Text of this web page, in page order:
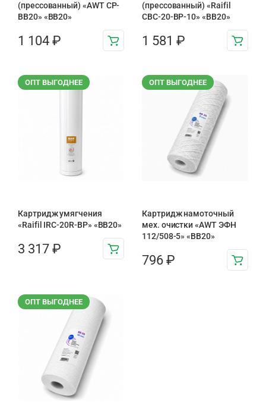
(прессованный) «AWT CP-
BB20» «BB20»
1 104 ₽
(прессованный) «Raifil
CBC-20-BP-10» «BB20»
1 581 ₽
ОПТ ВЫГОДНЕЕ
Картридж умягчения
«Raifil IRC-20R-BP» «BB20»
3 317 ₽
ОПТ ВЫГОДНЕЕ
Картридж намоточный
мех. очистки «AWT ЭФН
112/508-5» «BB20»
796 ₽
ОПТ ВЫГОДНЕЕ